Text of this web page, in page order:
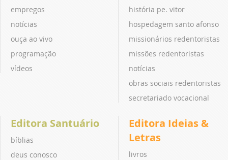
empregos
notícias
ouça ao vivo
programação
vídeos
história pe. vitor
hospedagem santo afonso
missionários redentoristas
missões redentoristas
notícias
obras sociais redentoristas
secretariado vocacional
Editora Santuário
bíblias
deus conosco
Editora Ideias &
Letras
livros